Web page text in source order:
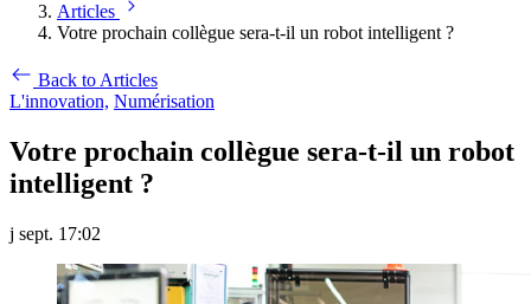
Articles
Votre prochain collègue sera-t-il un robot intelligent ?
Back to Articles
L'innovation, Numérisation
Votre prochain collègue sera-t-il un robot
intelligent ?
j sept. 17:02